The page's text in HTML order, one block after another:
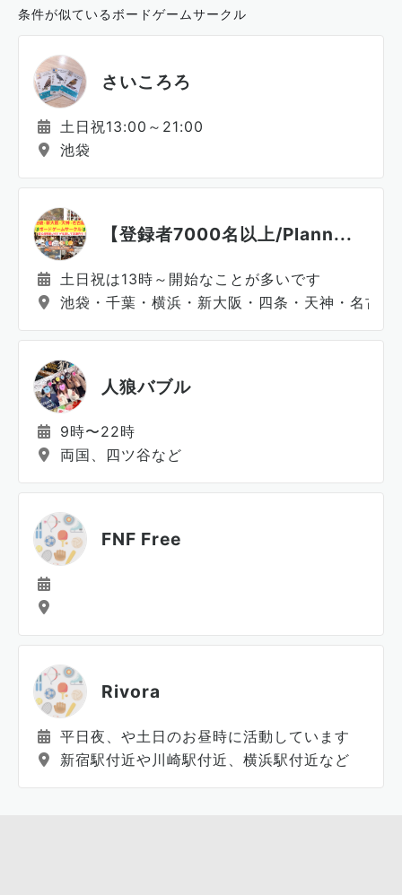
条件が似ているボードゲームサークル
さいころろ
土日祝13:00～21:00
池袋
【登録者7000名以上/Plann...
土日祝は13時～開始なことが多いです
池袋・千葉・横浜・新大阪・四条・天神・名古
人狼バブル
9時〜22時
両国、四ツ谷など
FNF Free
Rivora
平日夜、や土日のお昼時に活動しています
新宿駅付近や川崎駅付近、横浜駅付近など